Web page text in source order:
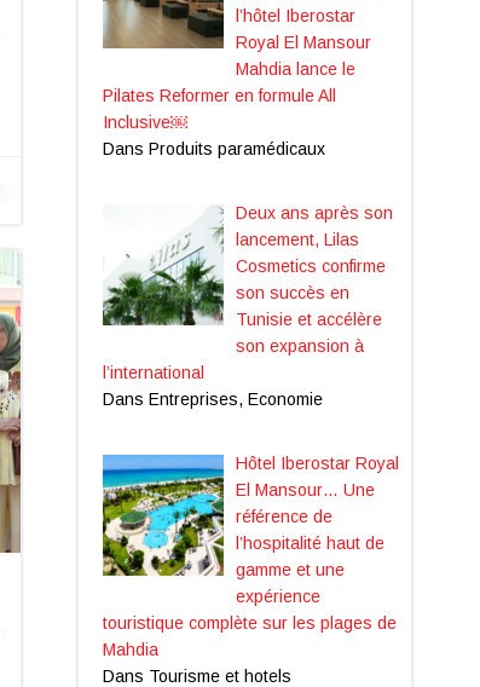
l’hôtel Iberostar
Royal El Mansour
Mahdia lance le
Pilates Reformer en formule All
Inclusive￼
Dans Produits paramédicaux
Deux ans après son
lancement, Lilas
Cosmetics confirme
son succès en
Tunisie et accélère
son expansion à
l’international
Dans Entreprises, Economie
Hôtel Iberostar Royal
El Mansour… Une
référence de
l’hospitalité haut de
gamme et une
expérience
touristique complète sur les plages de
Mahdia
Dans Tourisme et hotels